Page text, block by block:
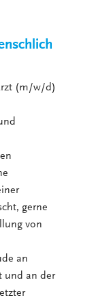
(m/w/d)
gerne
von
an
und an der